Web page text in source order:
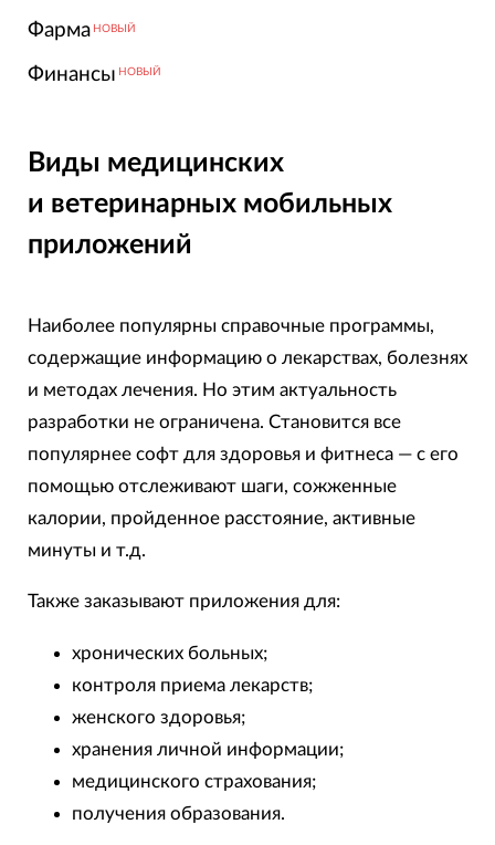
Фарма НОВЫЙ
Финансы НОВЫЙ
Виды медицинских
и ветеринарных мобильных
приложений
Наиболее популярны справочные программы,
содержащие информацию о лекарствах, болезнях
и методах лечения. Но этим актуальность
разработки не ограничена. Становится все
популярнее софт для здоровья и фитнеса — с его
помощью отслеживают шаги, сожженные
калории, пройденное расстояние, активные
минуты и т.д.
Также заказывают приложения для:
хронических больных;
контроля приема лекарств;
женского здоровья;
хранения личной информации;
медицинского страхования;
получения образования.